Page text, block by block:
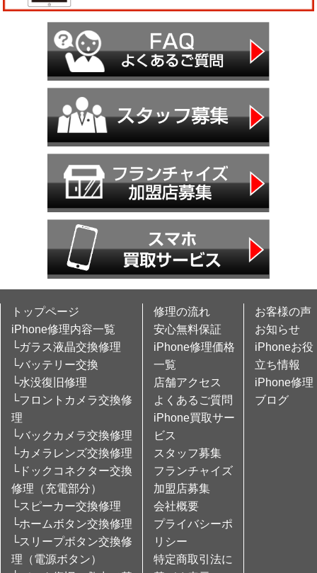
トップページ
iPhone修理内容一覧
└ガラス液晶交換修理
└バッテリー交換
└水没復旧修理
└フロントカメラ交換修
理
└バックカメラ交換修理
└カメラレンズ交換修理
└ドックコネクター交換
修理（充電部分）
└スピーカー交換修理
└ホームボタン交換修理
└スリープボタン交換修
理（電源ボタン）
修理の流れ
安心無料保証
iPhone修理価格
一覧
店舗アクセス
よくあるご質問
iPhone買取サー
ビス
スタッフ募集
フランチャイズ
加盟店募集
会社概要
プライバシーポ
リシー
特定商取引法に
お客様の声
お知らせ
iPhoneお役
立ち情報
iPhone修理
ブログ